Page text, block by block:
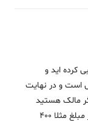
کرده اید و
است و در نهایت
مالک هستید
هزینه رو بدهید چرا که درر مورد اجاره نامه مستاجر مبلغ مثلا 400